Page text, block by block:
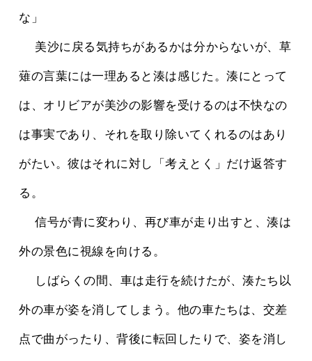
な」
薙の言葉には一理あると湊は感じた。湊にとって
は、オリビアが美沙の影響を受けるのは不快なの
は事実であり、それを取り除いてくれるのはあり
がたい。彼はそれに対し「考えとく」だけ返答す
る。
外の景色に視線を向ける。
外の車が姿を消してしまう。他の車たちは、交差
点で曲がったり、背後に転回したりで、姿を消し